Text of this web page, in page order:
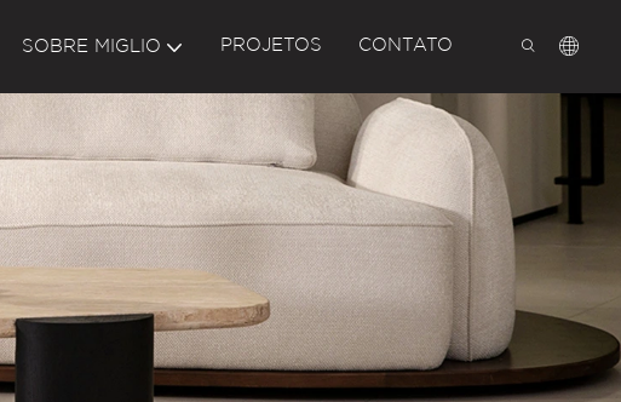
SOBRE MIGLIO PROJETOS CONTATO